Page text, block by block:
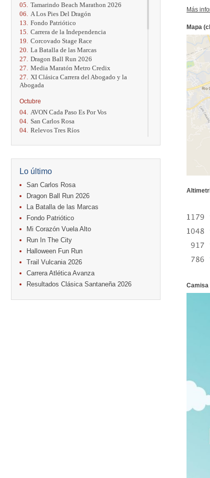
05. Tamarindo Beach Marathon 2026
06.
A Los Pies Del Dragón
13. Fondo Patriótico
15. Carrera de la Independencia
19. Corcovado Stage Race
20. La Batalla de las Marcas
27. Dragon Ball Run 2026
27. Media Maratón Metro Credix
27.
XI Clásica Carrera del Abogado y la
Abogada
Octubre
04. AVON Cada Paso Es Por Vos
04. San Carlos Rosa
04. Relevos Tres Ríos
17. Caribe Paradise Run
Casa Turire Trail Run
18. Warriors Run Circuit
18. Samsung Jacó Beach Half Marathon
2026
KRun by Under Armour
25. Run Alajuela
31. Halloween Fun Run
15. Entre Pan y Rosas
Diciembre
06. Trail Vulcania 2026
Lo último
San Carlos Rosa
Dragon Ball Run 2026
La Batalla de las Marcas
Fondo Patriótico
Mi Corazón Vuela Alto
Run In The City
Halloween Fun Run
Trail Vulcania 2026
Carrera Atlética Avanza
Resultados Clásica Santaneña 2026
Más
Mapa
Camisa